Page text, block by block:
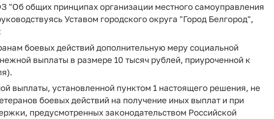
"Об общих принципах организации местного самоуправления
Уставом городского округа "Город Белгород",
боевых действий дополнительную меру социальной
выплаты в размере 10 тысяч рублей, приуроченной к
выплаты, установленной пунктом 1 настоящего решения, не
боевых действий на получение иных выплат и при
предусмотренных законодательством Российской